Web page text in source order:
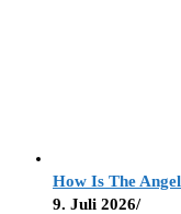
How Is The
9. Juli 2026/